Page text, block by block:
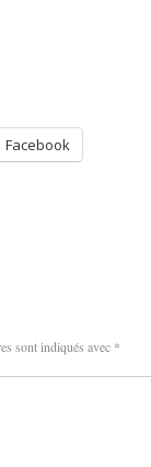
Facebook
sont indiqués avec *